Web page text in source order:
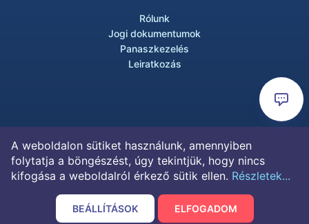
Rólunk
Jogi dokumentumok
Panaszkezelés
Leiratkozás
A weboldalon sütiket használunk, amennyiben
folytatja a böngészést, úgy tekintjük, hogy nincs
kifogása a weboldalról érkező sütik ellen. Részletek...
BEÁLLÍTÁSOK ELFOGADOM